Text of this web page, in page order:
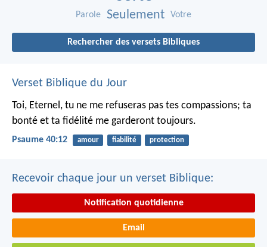
Parole Seulement Votre
Rechercher des versets Bibliques
Verset Biblique du Jour
Toi, Eternel, tu ne me refuseras pas tes compassions; ta
bonté et ta fidélité me garderont toujours.
Psaume 40:12 amour fiabilité protection
Recevoir chaque jour un verset Biblique:
Notification quotidienne
Email